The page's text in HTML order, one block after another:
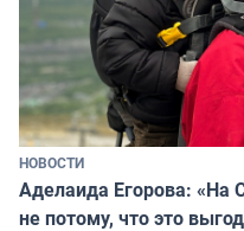
НОВОСТИ
Аделаида Егорова: «На
не потому, что это